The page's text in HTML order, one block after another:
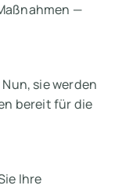
—
sie werden
bereit für die
Ihre